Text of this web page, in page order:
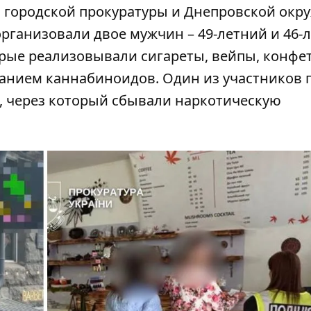
прокуратуры и Днепровской
двое мужчин – 49-летний и 46-
реализовывали сигареты, вейпы,
каннабиноидов. Один из участников
который сбывали наркотическую